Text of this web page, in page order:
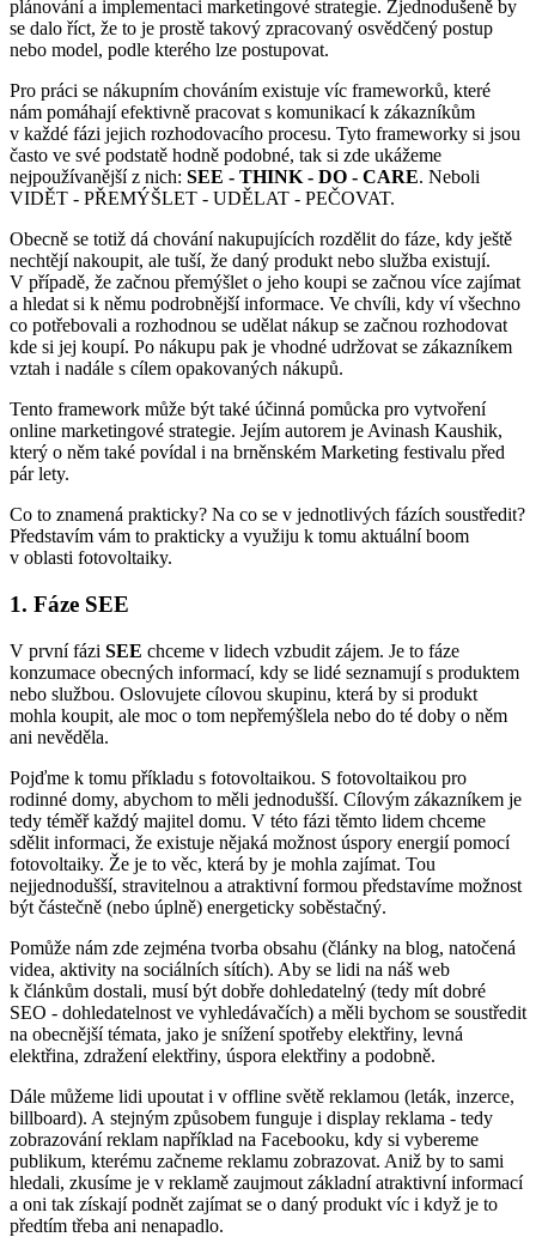
plánování a implementaci marketingové strategie. Zjednodušeně by
se dalo říct, že to je prostě takový zpracovaný osvědčený postup
nebo model, podle kterého lze postupovat.
Pro práci se nákupním chováním existuje víc frameworků, které
nám pomáhají efektivně pracovat s komunikací k zákazníkům
v každé fázi jejich rozhodovacího procesu. Tyto frameworky si jsou
často ve své podstatě hodně podobné, tak si zde ukážeme
nejpoužívanější z nich: SEE - THINK - DO - CARE. Neboli
VIDĚT - PŘEMÝŠLET - UDĚLAT - PEČOVAT.
Obecně se totiž dá chování nakupujících rozdělit do fáze, kdy ještě
nechtějí nakoupit, ale tuší, že daný produkt nebo služba existují.
V případě, že začnou přemýšlet o jeho koupi se začnou více zajímat
a hledat si k němu podrobnější informace. Ve chvíli, kdy ví všechno
co potřebovali a rozhodnou se udělat nákup se začnou rozhodovat
kde si jej koupí. Po nákupu pak je vhodné udržovat se zákazníkem
vztah i nadále s cílem opakovaných nákupů.
Tento framework může být také účinná pomůcka pro vytvoření
online marketingové strategie. Jejím autorem je Avinash Kaushik,
který o něm také povídal i na brněnském Marketing festivalu před
pár lety.
Co to znamená prakticky? Na co se v jednotlivých fázích soustředit?
Představím vám to prakticky a využiju k tomu aktuální boom
v oblasti fotovoltaiky.
1. Fáze SEE
V první fázi SEE chceme v lidech vzbudit zájem. Je to fáze
konzumace obecných informací, kdy se lidé seznamují s produktem
nebo službou. Oslovujete cílovou skupinu, která by si produkt
mohla koupit, ale moc o tom nepřemýšlela nebo do té doby o něm
ani nevěděla.
Pojďme k tomu příkladu s fotovoltaikou. S fotovoltaikou pro
rodinné domy, abychom to měli jednodušší. Cílovým zákazníkem je
tedy téměř každý majitel domu. V této fázi těmto lidem chceme
sdělit informaci, že existuje nějaká možnost úspory energií pomocí
fotovoltaiky. Že je to věc, která by je mohla zajímat. Tou
nejjednodušší, stravitelnou a atraktivní formou představíme možnost
být částečně (nebo úplně) energeticky soběstačný.
Pomůže nám zde zejména tvorba obsahu (články na blog, natočená
videa, aktivity na sociálních sítích). Aby se lidi na náš web
k článkům dostali, musí být dobře dohledatelný (tedy mít dobré
SEO - dohledatelnost ve vyhledávačích) a měli bychom se soustředit
na obecnější témata, jako je snížení spotřeby elektřiny, levná
elektřina, zdražení elektřiny, úspora elektřiny a podobně.
Dále můžeme lidi upoutat i v offline světě reklamou (leták, inzerce,
billboard). A stejným způsobem funguje i display reklama - tedy
zobrazování reklam například na Facebooku, kdy si vybereme
publikum, kterému začneme reklamu zobrazovat. Aniž by to sami
hledali, zkusíme je v reklamě zaujmout základní atraktivní informací
a oni tak získají podnět zajímat se o daný produkt víc i když je to
předtím třeba ani nenapadlo.